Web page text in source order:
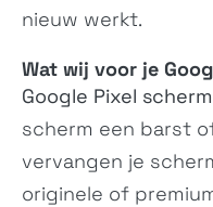
Redmi Turbo 5
2511FRT34C
nieuw werkt.
Wat wij voor je
Google Pixel
scherm een barst
vervangen je
originele of